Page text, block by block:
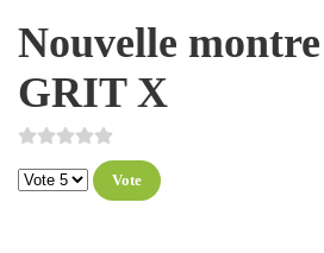
Nouvelle
GRIT X
Veuillez voter